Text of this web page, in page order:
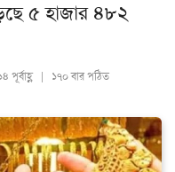
৫ হাজার ৪৮২
পূর্বাহ্ণ | ১৭০ বার পঠিত